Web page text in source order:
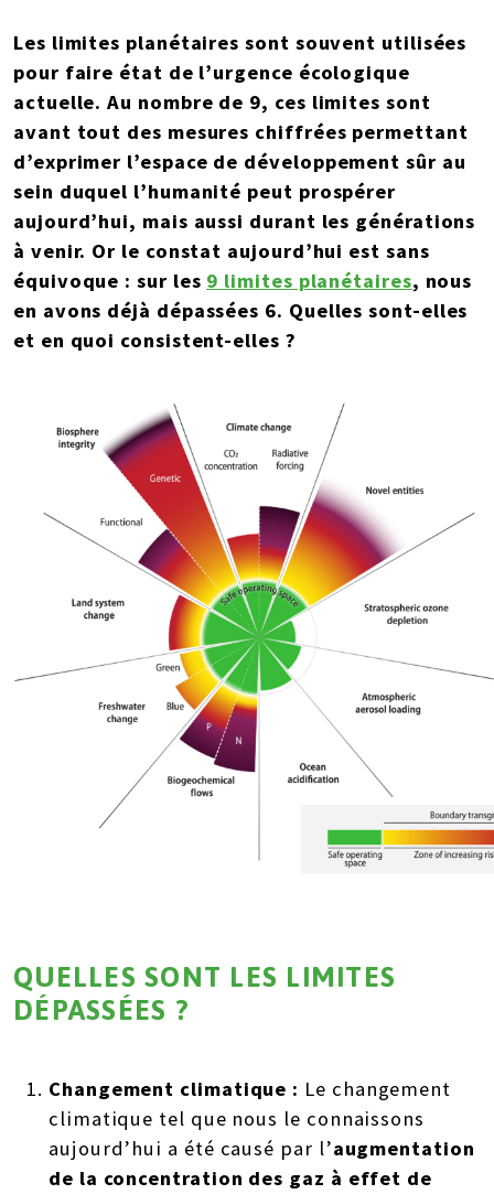
Les limites planétaires sont souvent utilisées
pour faire état de l’urgence écologique
actuelle. Au nombre de 9, ces limites sont
avant tout des mesures chiffrées permettant
d’exprimer l’espace de développement sûr au
sein duquel l’humanité peut prospérer
aujourd’hui, mais aussi durant les générations
à venir. Or le constat aujourd’hui est sans
équivoque : sur les 9 limites planétaires, nous
en avons déjà dépassées 6. Quelles sont-elles
et en quoi consistent-elles ?
QUELLES SONT LES LIMITES
DÉPASSÉES ?
Changement climatique : Le changement
climatique tel que nous le connaissons
aujourd’hui a été causé par l’augmentation
de la concentration des gaz à effet de